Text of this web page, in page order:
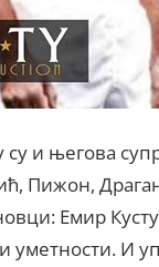
су и његова
Пижон,
Емир
уметности. И